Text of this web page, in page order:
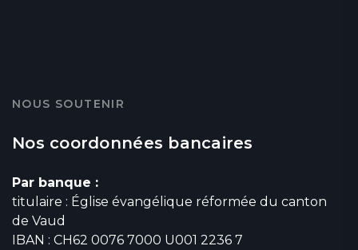
NOUS SOUTENIR
Nos coordonnées bancaires
Par banque :
titulaire : Église évangélique réformée du canton
de Vaud
IBAN : CH62 0076 7000 U001 2236 7